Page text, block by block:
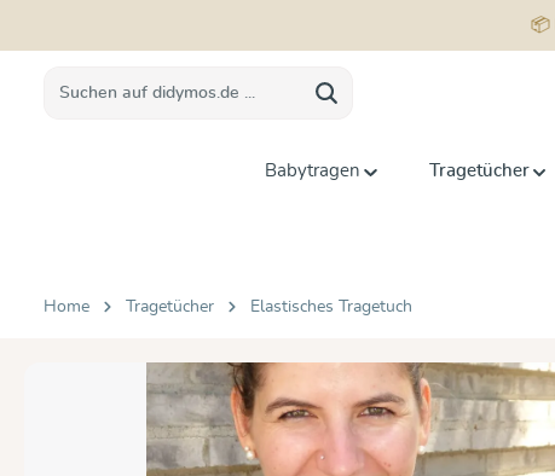
📦
Babytragen Tragetücher
Home Tragetücher Elastisches Tragetuch
Bildergalerie überspringen